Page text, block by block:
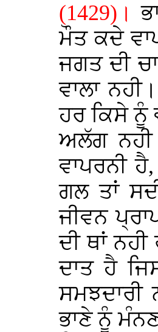
(1429)।
ਮੌਤ ਕਦੇ
ਜਗਤ ਦੀ
ਵਾਲਾ
ਹਰ ਕਿਸੇ ਨੂੰ
ਅਲੱਗ
ਵਾਪਰਨੀ
ਗਲ ਤਾਂ
ਜੀਵਨ
ਦੀ ਥਾਂ
ਦਾਤ ਹੈ
ਸਮਝਦਾਰੀ
ਭਾਣੇ ਨੂੰ